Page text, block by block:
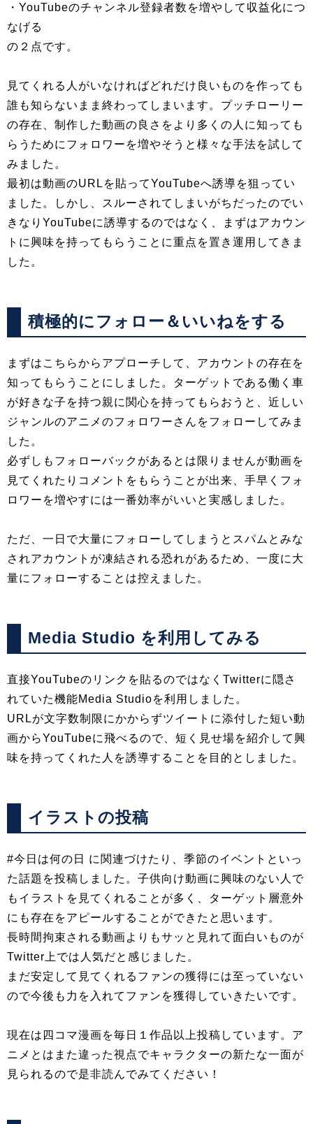
・YouTubeのチャンネル登録者数を増やして収益化につ
なげる
の２点です。
見てくれる人がいなければどれだけ良いものを作っても
誰も知らないまま終わってしまいます。プッチローリー
の存在、制作した動画の良さをより多くの人に知っても
らうためにフォロワーを増やそうと様々な手法を試して
みました。
最初は動画のURLを貼ってYouTubeへ誘導を狙ってい
ました。しかし、スルーされてしまいがちだったのでい
きなりYouTubeに誘導するのではなく、まずはアカウン
トに興味を持ってもらうことに重点を置き運用してきま
した。
積極的にフォロー＆いいねをする
まずはこちらからアプローチして、アカウントの存在を
知ってもらうことにしました。ターゲットである働く車
が好きな子を持つ親に関心を持ってもらおうと、近しい
ジャンルのアニメのフォロワーさんをフォローしてみま
した。
必ずしもフォローバックがあるとは限りませんが動画を
見てくれたりコメントをもらうことが出来、手早くフォ
ロワーを増やすには一番効率がいいと実感しました。
ただ、一日で大量にフォローしてしまうとスパムとみな
されアカウントが凍結される恐れがあるため、一度に大
量にフォローすることは控えました。
Media Studio を利用してみる
直接YouTubeのリンクを貼るのではなくTwitterに隠さ
れていた機能Media Studioを利用しました。
URLが文字数制限にかからずツイートに添付した短い動
画からYouTubeに飛べるので、短く見せ場を紹介して興
味を持ってくれた人を誘導することを目的としました。
イラストの投稿
#今日は何の日 に関連づけたり、季節のイベントといっ
た話題を投稿しました。子供向け動画に興味のない人で
もイラストを見てくれることが多く、ターゲット層意外
にも存在をアピールすることができたと思います。
長時間拘束される動画よりもサッと見れて面白いものが
Twitter上では人気だと感じました。
まだ安定して見てくれるファンの獲得には至っていない
ので今後も力を入れてファンを獲得していきたいです。
現在は四コマ漫画を毎日１作品以上投稿しています。ア
ニメとはまた違った視点でキャラクターの新たな一面が
見られるので是非読んでみてください！